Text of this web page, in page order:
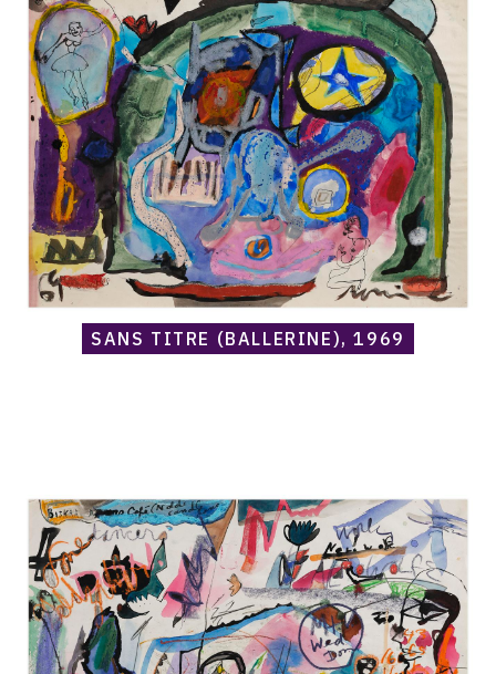
Sans
titre
(Ballerine),
1969
SANS TITRE (BALLERINE), 1969
Norris
Embry,
Sans
titre
(Biskra
Dancers
Cafe),
vers
1969